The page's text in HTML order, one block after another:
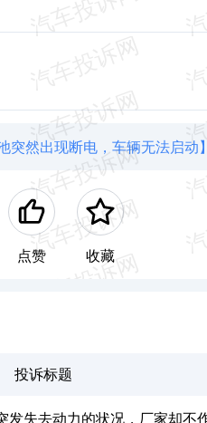
突然出现断电，车辆无法启动】
点赞 收藏
投诉标题
发失去动力的状况，厂家却不